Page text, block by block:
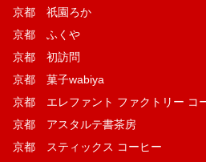
京都 祇園ろか
京都 ふくや
京都 初訪問
京都 菓子wabiya
京都 エレファント ファクトリー コ
京都 アスタルテ書茶房
京都 スティックス コーヒー